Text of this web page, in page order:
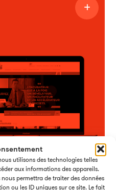
utilisons des technologies telles
aux informations des appareils.
permettra de traiter des données
ou les ID uniques sur ce site. Le fait